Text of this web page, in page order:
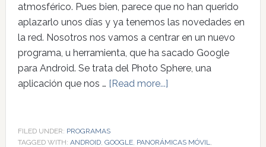
atmosférico. Pues bien, parece que no han querido
aplazarlo unos días y ya tenemos las novedades en
la red. Nosotros nos vamos a centrar en un nuevo
programa, u herramienta, que ha sacado Google
para Android. Se trata del Photo Sphere, una
aplicación que nos … [Read more...]
FILED UNDER: PROGRAMAS
TAGGED WITH: ANDROID, GOOGLE, PANORÁMICAS MÓVIL